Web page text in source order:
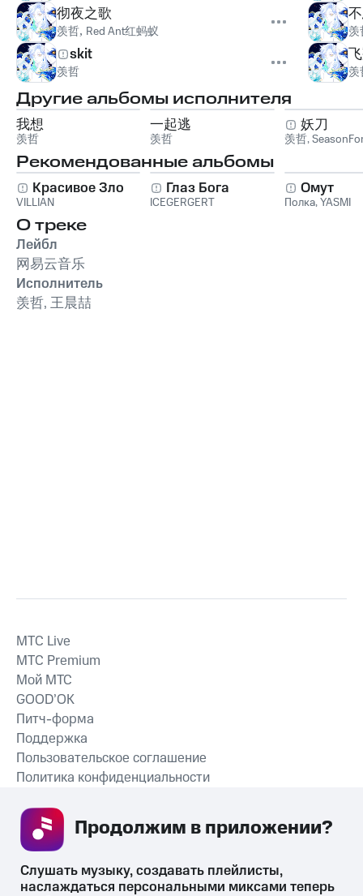
彻夜之歌
羡哲, Red Ant红蚂蚁
skit
羡哲
羡
羡
Другие альбомы исполнителя
我想
羡哲
一起逃
羡哲
妖刀
羡哲,
Рекомендованные альбомы
Красивое Зло
VILLIAN
Глаз Бога
ICEGERGERT
Омут
Полка,YASMI
О треке
Лейбл
网易云音乐
Исполнитель
羡哲, 王晨喆
СКАЧАТЬ ПРИЛОЖЕНИЕ
MTС Live
MTС Premium
Мой МТС
GOOD’OK
Питч-форма
Поддержка
Пользовательское соглашение
Политика конфиденциальности
Слушать музыку, создавать плейлисты,
наслаждаться персональными миксами теперь